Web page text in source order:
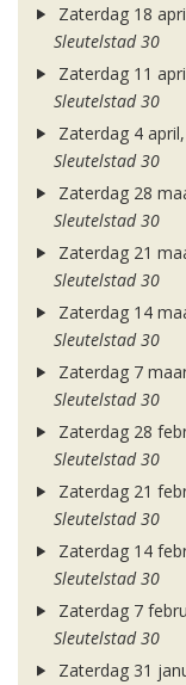
Zaterdag 18
Sleutelstad 30
Zaterdag 11
Sleutelstad 30
Zaterdag 4
Sleutelstad 30
Zaterdag 28
Sleutelstad 30
Zaterdag 21
Sleutelstad 30
Zaterdag 14
Sleutelstad 30
Zaterdag 7
Sleutelstad 30
Zaterdag 28
Sleutelstad 30
Zaterdag 21
Sleutelstad 30
Zaterdag 14
Sleutelstad 30
Zaterdag 7
Sleutelstad 30
Zaterdag 31